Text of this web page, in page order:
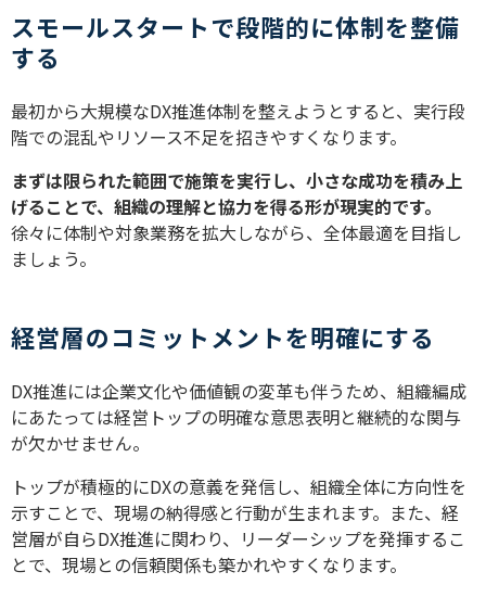
スモールスタートで段階的に体制を整備
する
最初から大規模なDX推進体制を整えようとすると、実行段
階での混乱やリソース不足を招きやすくなります。
まずは限られた範囲で施策を実行し、小さな成功を積み上
げることで、組織の理解と協力を得る形が現実的です。
徐々に体制や対象業務を拡大しながら、全体最適を目指し
ましょう。
経営層のコミットメントを明確にする
DX推進には企業文化や価値観の変革も伴うため、組織編成
にあたっては経営トップの明確な意思表明と継続的な関与
が欠かせません。
トップが積極的にDXの意義を発信し、組織全体に方向性を
示すことで、現場の納得感と行動が生まれます。また、経
営層が自らDX推進に関わり、リーダーシップを発揮するこ
とで、現場との信頼関係も築かれやすくなります。